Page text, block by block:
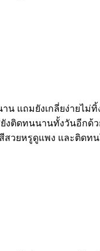
แถมยังเกลี่ยง่ายไม่
ติดทนนานทั้งวันอีกด้
สีสวยหรูดูแพง และติ